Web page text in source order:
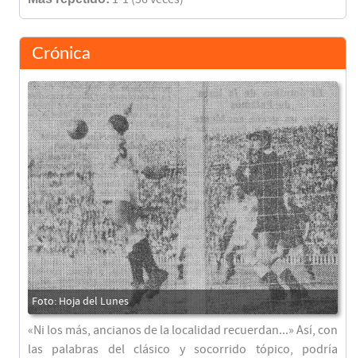
Crónica
«Ni los más, ancianos de la localidad recuerdan...» Así, con
las palabras del clásico y socorrido tópico, podría